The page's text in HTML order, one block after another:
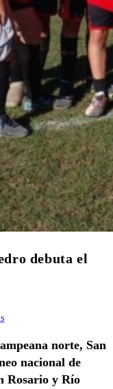
debuta el
norte, San
nacional de
Rosario y Río